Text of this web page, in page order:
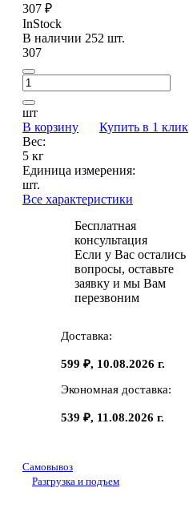
307 ₽
InStock
В наличии 252 шт.
307
шт
В корзину
Купить в 1 клик
Вес:
5 кг
Единица измерения:
шт.
Все характеристики
Бесплатная
консультация
Если у Вас остались
вопросы, оставьте
заявку и мы Вам
перезвоним
Доставка:
599 ₽, 10.08.2026 г.
Экономная доставка:
539 ₽, 11.08.2026 г.
Самовывоз
Разгрузка и подъем